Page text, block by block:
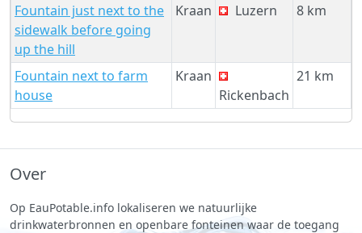
Fountain just next to the
sidewalk before going
up the hill
Kraan Luzern 8 km
Fountain next to farm
house
Kraan
Rickenbach
21 km
Over
Op EauPotable.info lokaliseren we natuurlijke
drinkwaterbronnen en openbare fonteinen waar de toegang